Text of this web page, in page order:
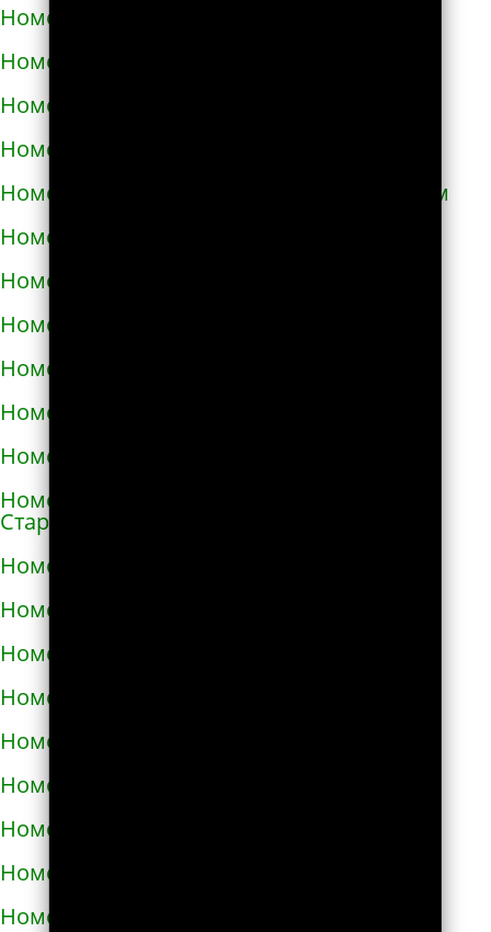
Номера телефонов такси в Скадовске
Номера телефонов такси в Сквире
Номера телефонов такси в Славуте
Номера телефонов такси в Славутиче
Номера телефонов такси в Слобожанском
Номера телефонов такси в Смеле
Номера телефонов такси в Снигирёвке
Номера телефонов такси в Снятыне
Номера телефонов такси в Сокале
Номера телефонов такси в Солоницевке
Номера телефонов такси в Сосновке
Номера телефонов такси в
Староконстантинове
Номера телефонов такси в Стебнике
Номера телефонов такси в Стрые
Номера телефонов такси в Сумах
Номера телефонов такси в Таврийске
Номера телефонов такси в Тальном
Номера телефонов такси в Тараще
Номера телефонов такси в Татарбунарах
Номера телефонов такси в Теплодаре
Номера телефонов такси в Теребовле